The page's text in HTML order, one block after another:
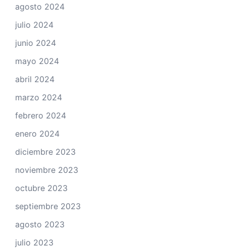
agosto 2024
julio 2024
junio 2024
mayo 2024
abril 2024
marzo 2024
febrero 2024
enero 2024
diciembre 2023
noviembre 2023
octubre 2023
septiembre 2023
agosto 2023
julio 2023